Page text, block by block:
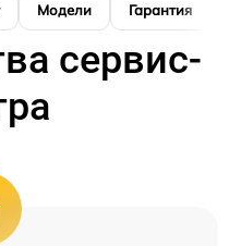
Модели Гарантия
сервис-